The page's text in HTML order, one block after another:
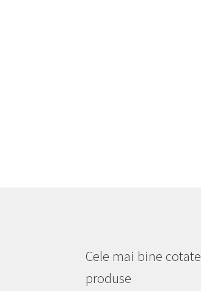
Cele mai bine cotate
produse